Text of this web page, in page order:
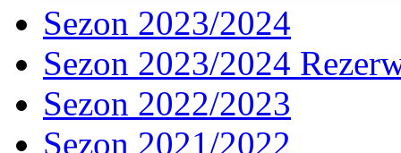
Sezon 2023/2024
Sezon 2023/2024
Sezon 2022/2023
Sezon 2021/2022